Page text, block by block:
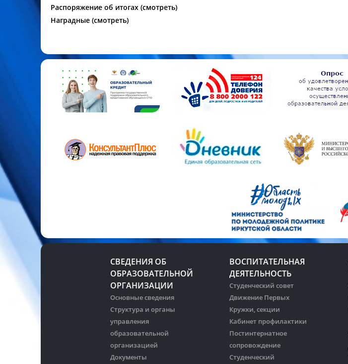
Распоряжение об итогах (смотреть)
Наградные (смотреть)
СВЕДЕНИЯ ОБ
ОБРАЗОВАТЕЛЬНОЙ
ОРГАНИЗАЦИИ
Основные сведения
Структура и органы
управления
образовательной
организацией
Документы
ВОСПИТАТЕЛЬНАЯ
ДЕЯТЕЛЬНОСТЬ
Студенческий совет
Движение Первых
Кружки, секции
Кабинет профилактики
Постинтернатное
сопровождение
Студенческий